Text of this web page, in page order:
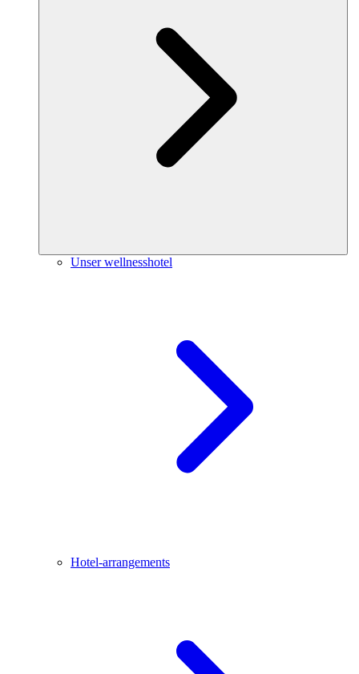
Unser wellnesshotel
Hotel-arrangements